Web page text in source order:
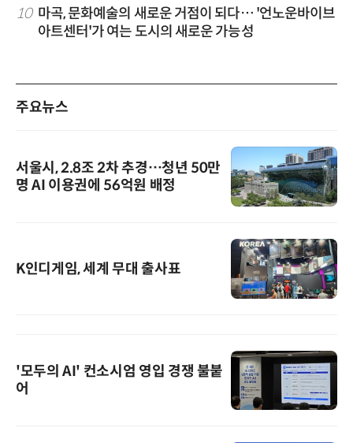
10 마곡, 문화예술의 새로운 거점이 되다… '언노운바이브
아트센터'가 여는 도시의 새로운 가능성
주요뉴스
서울시, 2.8조 2차 추경…청년 50만
명 AI 이용권에 56억원 배정
K인디게임, 세계 무대 출사표
'모두의 AI' 컨소시엄 영입 경쟁 불붙
어